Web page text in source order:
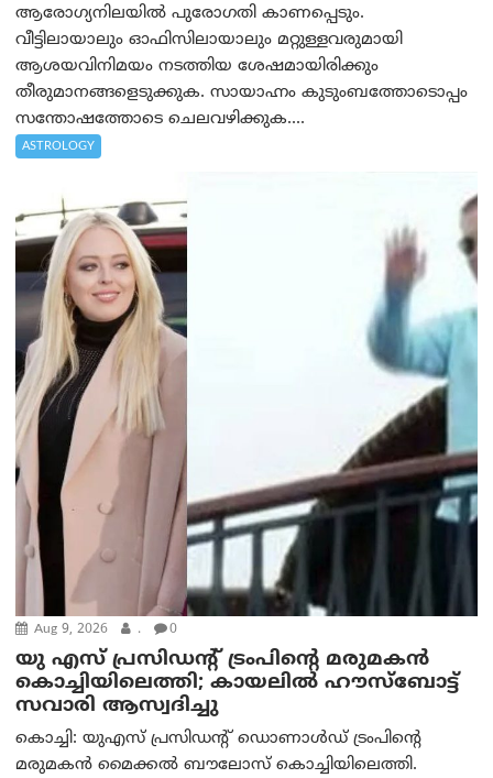
ആരോഗ്യനിലയിൽ പുരോഗതി കാണപ്പെടും.
വീട്ടിലായാലും ഓഫിസിലായാലും മറ്റുള്ളവരുമായി
ആശയവിനിമയം നടത്തിയ ശേഷമായിരിക്കും
തീരുമാനങ്ങളെടുക്കുക. സായാഹ്നം കുടുംബത്തോടൊപ്പം
സന്തോഷത്തോടെ ചെലവഴിക്കുക....
ASTROLOGY
Aug 9, 2026 . 0
യു എസ് പ്രസിഡന്റ് ട്രംപിന്റെ മരുമകൻ
കൊച്ചിയിലെത്തി; കായലിൽ ഹൗസ്ബോട്ട്
സവാരി ആസ്വദിച്ചു
കൊച്ചി: യുഎസ് പ്രസിഡന്റ് ഡൊണാൾഡ് ട്രംപിന്റെ
മരുമകൻ മൈക്കൽ ബൗലോസ് കൊച്ചിയിലെത്തി.